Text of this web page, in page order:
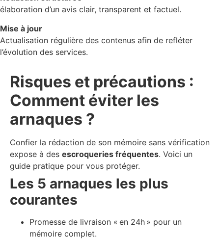
élaboration d’un avis clair, transparent et factuel.
Mise à jour
Actualisation régulière des contenus afin de refléter
l’évolution des services.
Risques et précautions :
Comment éviter les
arnaques ?
Confier la rédaction de son mémoire sans vérification
expose à des escroqueries fréquentes. Voici un
guide pratique pour vous protéger.
Les 5 arnaques les plus
courantes
Promesse de livraison « en 24h » pour un
mémoire complet.